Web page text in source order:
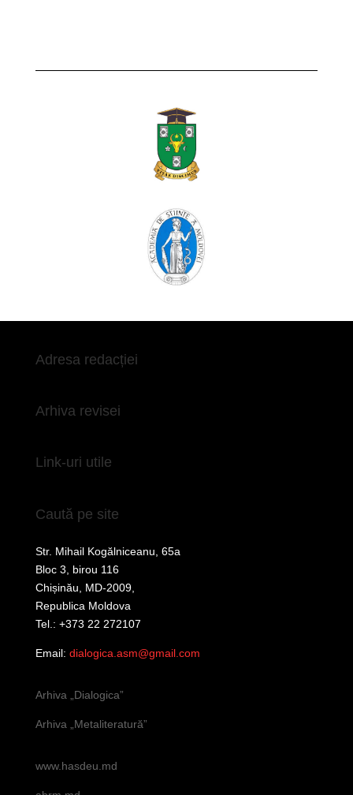
Adresa redacției
Arhiva revisei
Link-uri utile
Caută pe site
Str. Mihail Kogălniceanu, 65a
Bloc 3, birou 116
Chișinău, MD-2009,
Republica Moldova
Tel.: +373 22 272107
Email: dialogica.asm@gmail.com
Arhiva „Dialogica”
Arhiva „Metaliteratură”
www.hasdeu.md